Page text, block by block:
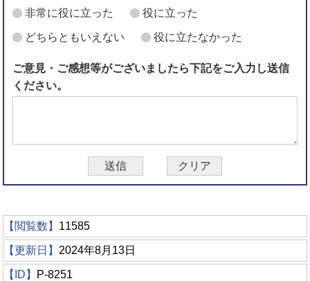
非常に役に立った
役に立った
どちらともいえない 役に立たなかった
ご意見・ご感想等がございましたら下記をご入力し送信
ください。
【閲覧数】 11585
【更新日】 2024年8月13日
【ID】 P-8251